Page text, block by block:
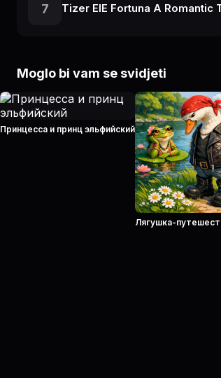
7 Tizer ElE Fortuna A Romantic
Moglo bi vam se svidjeti
Принцесса и принц эльфийский
Лягушка-